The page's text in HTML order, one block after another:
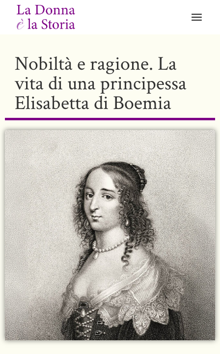
Nobiltà e ragione. La
vita di una principessa
Elisabetta di Boemia